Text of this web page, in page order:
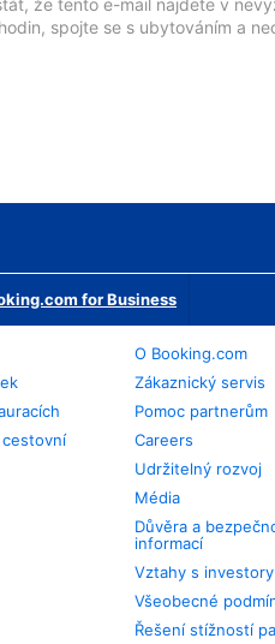
že tento e-mail najdete v
spojte se s ubytováním a
for Business
O Booking.com
Zákaznický servis
Pomoc partnerům
Careers
Udržitelný rozvoj
Média
Důvěra a
informací
Vztahy s investory
Všeobecné
Řešení stížností